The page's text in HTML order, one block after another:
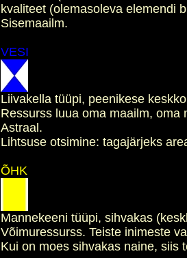
kvaliteet (olemasoleva elemendi
Sisemaailm.
VESI
Liivakella tüüpi, peenikese
Ressurss luua oma maailm, oma
Astraal.
Lihtsuse otsimine: tagajärjeks
ÕHK
Mannekeeni tüüpi, sihvakas
Võimuressurss. Teiste inimeste
Kui on moes sihvakas naine, siis